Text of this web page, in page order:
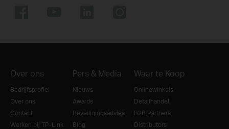
Over ons
Bedrijfsprofiel
Over ons
Contact
Werken bij TP-Link
Pers & Media
Nieuws
Awards
Beveiligingsadvies
Blog
Waar te Koop
Onlinewinkels
Detailhandel
B2B Partners
Distributors